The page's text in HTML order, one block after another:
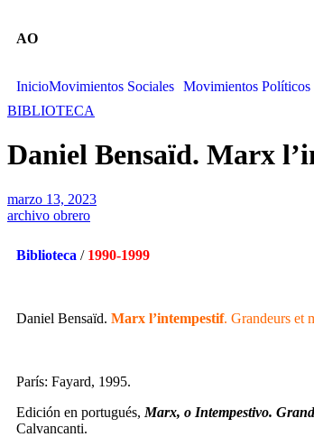
AO
InicioMovimientos Sociales Movimientos Políticos
BIBLIOTECA
Daniel Bensaïd. Marx
marzo 13, 2023
archivo obrero
Biblioteca / 1990-1999
Daniel Bensaïd. Marx l’intempestif. Grandeurs et
París: Fayard, 1995.
Edición en portugués, Marx, o Intempestivo.
Calvancanti.